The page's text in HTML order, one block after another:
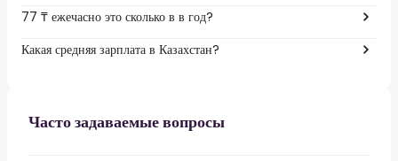
77 ₸ ежечасно это сколько в в год?
Какая средняя зарплата в Казахстан?
Часто задаваемые вопросы